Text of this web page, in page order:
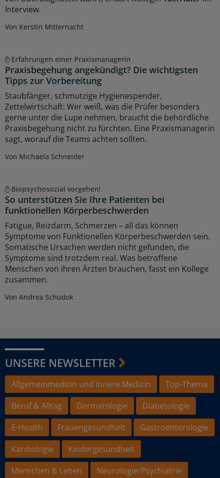
Interview.
Von Kerstin Mitternacht
Erfahrungen einer Praxismanagerin
Praxisbegehung angekündigt? Die wichtigsten
Tipps zur Vorbereitung
Staubfänger, schmutzige Hygienespender,
Zettelwirtschaft: Wer weiß, was die Prüfer besonders
gerne unter die Lupe nehmen, braucht die behördliche
Praxisbegehung nicht zu fürchten. Eine Praxismanagerin
sagt, worauf die Teams achten sollten.
Von Michaela Schneider
Biopsychosozial vorgehen!
So unterstützen Sie Ihre Patienten bei
funktionellen Körperbeschwerden
Fatigue, Reizdarm, Schmerzen – all das können
Symptome von Funktionellen Körperbeschwerden sein.
Somatische Ursachen werden nicht gefunden, die
Symptome sind trotzdem real. Was betroffene
Menschen von ihren Ärzten brauchen, fasst ein Kollege
zusammen.
Von Andrea Schudok
UNSERE NEWSLETTER
Allgemeinmedizin und Innere Medizin
Top-Thema
Beruf & Alltag
Dermatologie
Diabetologie
E-Health
Frauengesundheit
Gastroenterologie
Kardiologie
Kindergesundheit
Menschen & Leben
Neurologie/Psychiatrie